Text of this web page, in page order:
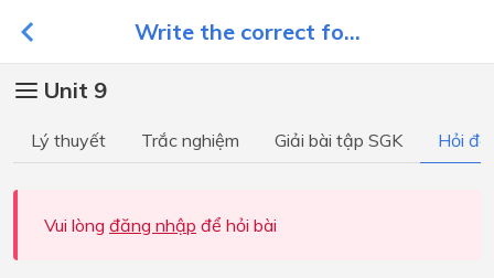
Write the correct fo...
Unit 9
Lý thuyết Trắc nghiệm Giải bài tập SGK Hỏi
Vui lòng đăng nhập để hỏi bài